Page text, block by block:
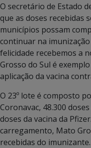
O secretário de Estado
que as doses recebidas
municípios possam
continuar na
felicidade recebemos a
Grosso do Sul é
aplicação da vacina
O 23º lote é composto
Coronavac, 48.300
doses da vacina da
carregamento, Mato
recebidas do imunizante.